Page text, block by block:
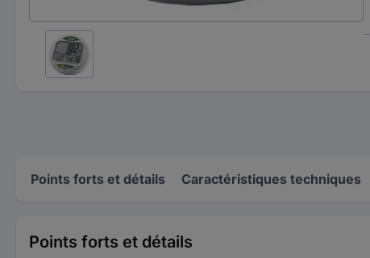
Points forts et détails Caractéristiques techniques
Points forts et détails